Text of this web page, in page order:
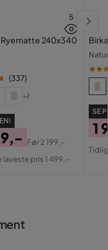
5
Ryematte 240x340
(337)
+2
Før2 199,-
laveste pris 1 499,-
SE
1